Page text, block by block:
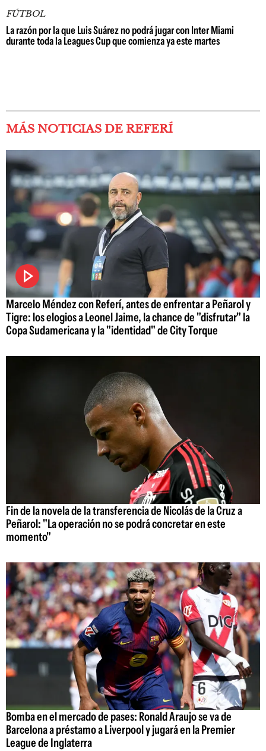
FÚTBOL
La razón por la que Luis Suárez no podrá jugar con Inter Miami
durante toda la Leagues Cup que comienza ya este martes
MÁS NOTICIAS DE REFERÍ
Marcelo Méndez con Referí, antes de enfrentar a Peñarol y
Tigre: los elogios a Leonel Jaime, la chance de "disfrutar" la
Copa Sudamericana y la "identidad" de City Torque
Fin de la novela de la transferencia de Nicolás de la Cruz a
Peñarol: "La operación no se podrá concretar en este
momento"
Bomba en el mercado de pases: Ronald Araujo se va de
Barcelona a préstamo a Liverpool y jugará en la Premier
League de Inglaterra